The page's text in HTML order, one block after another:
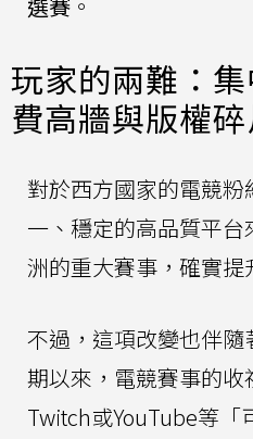
玩家的兩難：
費高牆與版權
對於西方國家的電競
一、穩定的高品質平
洲的重大賽事，確實提
不過，這項改變也伴
期以來，電競賽事的
Twitch或YouTube等「